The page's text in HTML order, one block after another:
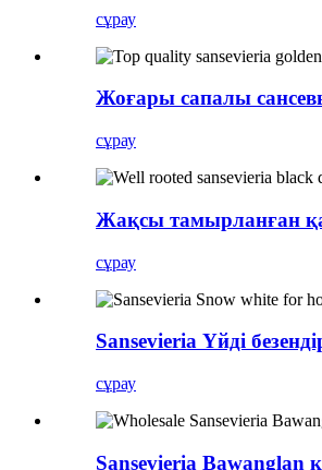
сұрау
Жоғары сапалы
сұрау
Жақсы тамырланған
сұрау
Sansevieria Үйді
сұрау
Sansevieria Bawanglan